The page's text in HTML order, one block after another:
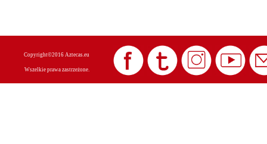
Copyright©2016 Aztecas.eu
Wszelkie prawa zastrzeżone.